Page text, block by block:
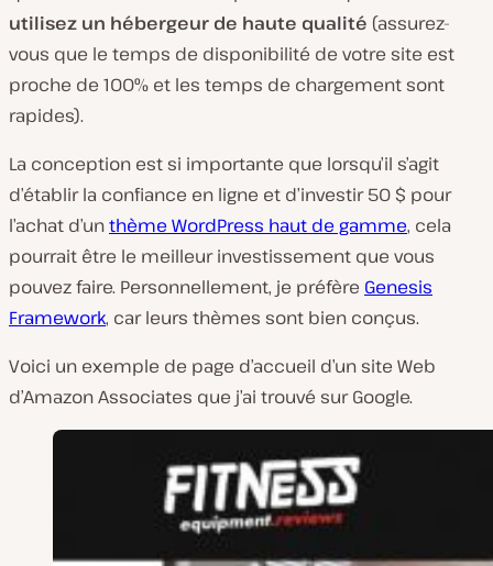
utilisez un hébergeur de haute qualité (assurez-
vous que le temps de disponibilité de votre site est
proche de 100% et les temps de chargement sont
rapides).
La conception est si importante que lorsqu’il s’agit
d’établir la confiance en ligne et d’investir 50 $ pour
l’achat d’unthème WordPress haut de gamme, cela
pourrait être le meilleur investissement que vous
pouvez faire. Personnellement, je préfère Genesis
Framework, car leurs thèmes sont bien conçus.
Voici un exemple de page d’accueil d’un site Web
d’Amazon Associates que j’ai trouvé sur Google.